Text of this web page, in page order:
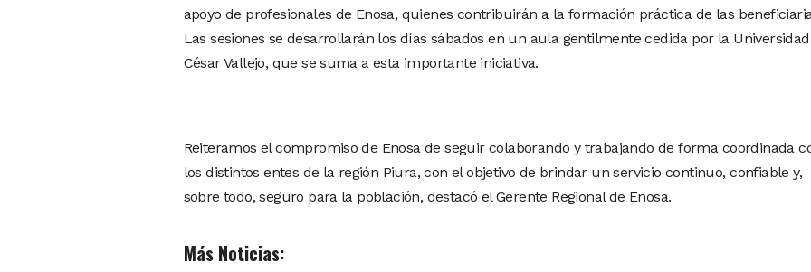
apoyo de profesionales de Enosa, quienes contribuirán a la formación práctica de las
Las sesiones se desarrollarán los días sábados en un aula gentilmente cedida por la Universidad
César Vallejo, que se suma a esta importante iniciativa.
Reiteramos el compromiso de Enosa de seguir colaborando y trabajando de forma coordinada
los distintos entes de la región Piura, con el objetivo de brindar un servicio continuo, confiable y,
sobre todo, seguro para la población, destacó el Gerente Regional de Enosa.
Más Noticias: